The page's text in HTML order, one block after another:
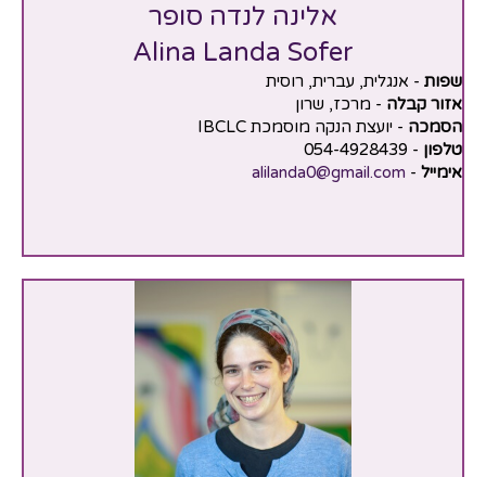
אלינה לנדה סופר
Alina Landa Sofer
שפות - אנגלית, עברית, רוסית
אזור קבלה - מרכז, שרון
הסמכה - יועצת הנקה מוסמכת IBCLC
טלפון - 054-4928439
אימייל -
alilanda0@gmail.com